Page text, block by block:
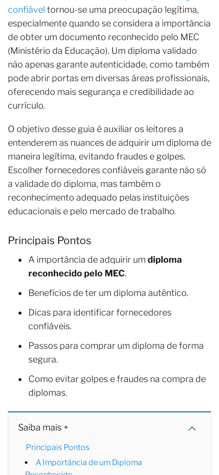
confiável tornou-se uma preocupação legítima,
especialmente quando se considera a importância
de obter um documento reconhecido pelo MEC
(Ministério da Educação). Um diploma validado
não apenas garante autenticidade, como também
pode abrir portas em diversas áreas profissionais,
oferecendo mais segurança e credibilidade ao
currículo.
O objetivo desse guia é auxiliar os leitores a
entenderem as nuances de adquirir um diploma de
maneira legítima, evitando fraudes e golpes.
Escolher fornecedores confiáveis garante não só
a validade do diploma, mas também o
reconhecimento adequado pelas instituições
educacionais e pelo mercado de trabalho.
Principais Pontos
A importância de adquirir um diploma
reconhecido pelo MEC.
Benefícios de ter um diploma autêntico.
Dicas para identificar fornecedores
confiáveis.
Passos para comprar um diploma de forma
segura.
Como evitar golpes e fraudes na compra de
diplomas.
Saiba mais +
Principais Pontos
A Importância de um Diploma